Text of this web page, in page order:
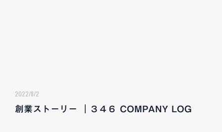
2022/8/2
創業ストーリー ｜３４６ COMPANY LOG